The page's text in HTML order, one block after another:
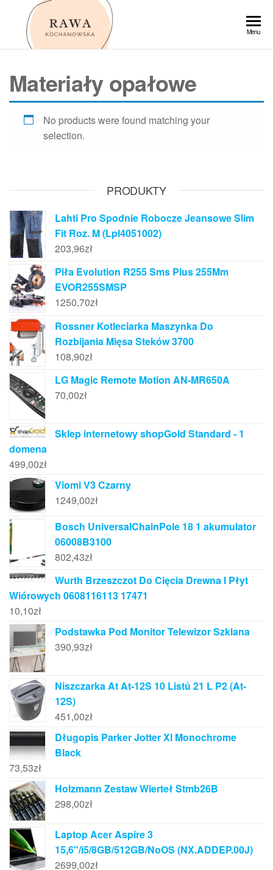
Przejdź
Menu
Materiały opałowe
No products were found matching your
selection.
PRODUKTY
Lahti Pro Spodnie Robocze Jeansowe Slim
Fit Roz. M (Lpl4051002)
203,96zł
Piła Evolution R255 Sms Plus 255Mm
EVOR255SMSP
1250,70zł
Rossner Kotleciarka Maszynka Do
Rozbijania Mięsa Steków 3700
108,90zł
LG Magic Remote Motion AN-MR650A
70,00zł
Sklep internetowy shopGold Standard - 1
domena
499,00zł
Viomi V3 Czarny
1249,00zł
Bosch UniversalChainPole 18 1 akumulator
06008B3100
802,43zł
Wurth Brzeszczot Do Cięcia Drewna I Płyt
Wiórowych 0608116113 17471
10,10zł
Podstawka Pod Monitor Telewizor Szklana
390,93zł
Niszczarka At At-12S 10 Listů 21 L P2 (At-
12S)
451,00zł
Długopis Parker Jotter Xl Monochrome
Black
73,53zł
Holzmann Zestaw Wierteł Stmb26B
298,00zł
Laptop Acer Aspire 3
15,6"/i5/8GB/512GB/NoOS (NX.ADDEP.00J)
2699,00zł